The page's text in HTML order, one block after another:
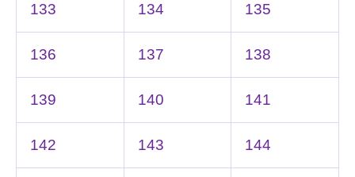
133 134 135
136 137 138
139 140 141
142 143 144